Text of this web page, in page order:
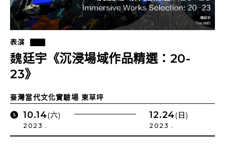
表演
魏廷宇《沉浸場域作品精選：20-
23》
臺灣當代文化實驗場 東草坪
10.14(六)
2023 .
12.24(日)
2023 .